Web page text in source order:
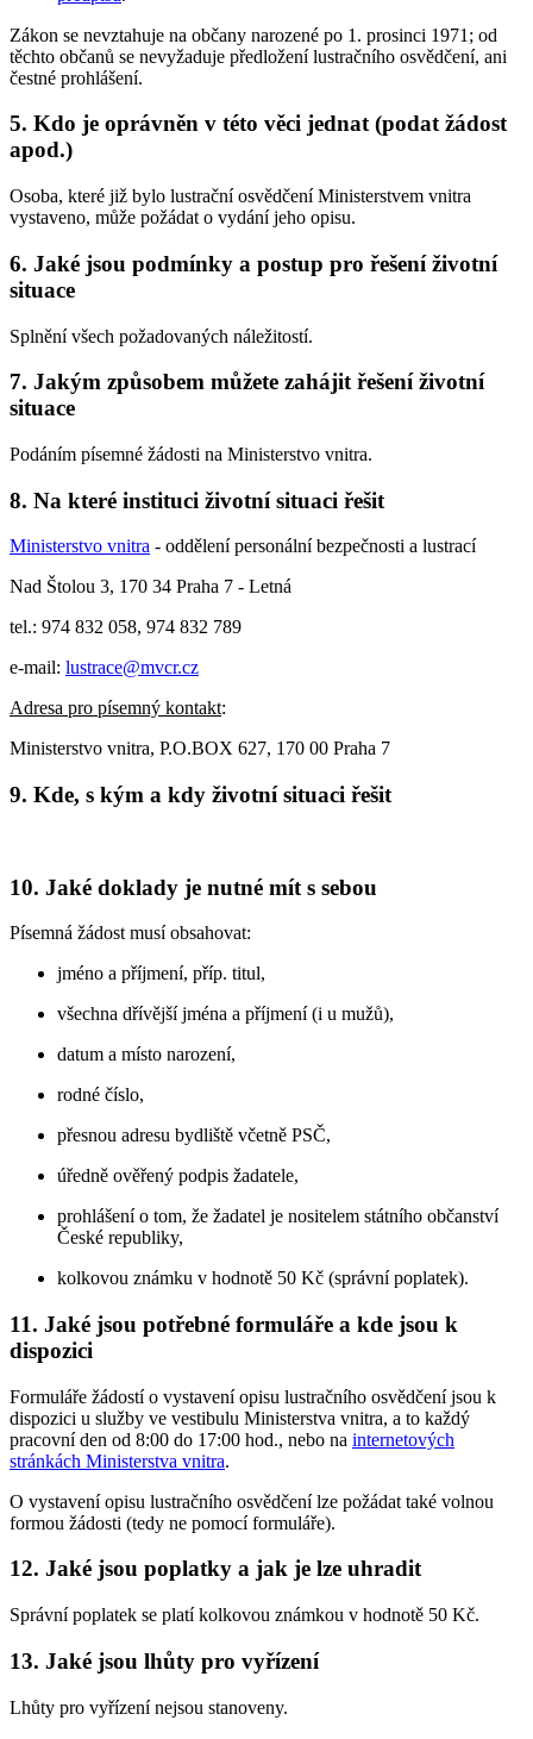
Zákon se nevztahuje na občany narozené po 1. prosinci 1971; od
těchto občanů se nevyžaduje předložení lustračního osvědčení, ani
čestné prohlášení.
5. Kdo je oprávněn v této věci jednat (podat žádost
apod.)
Osoba, které již bylo lustrační osvědčení Ministerstvem vnitra
vystaveno, může požádat o vydání jeho opisu.
6. Jaké jsou podmínky a postup pro řešení životní
situace
Splnění všech požadovaných náležitostí.
7. Jakým způsobem můžete zahájit řešení životní
situace
Podáním písemné žádosti na Ministerstvo vnitra.
8. Na které instituci životní situaci řešit
Ministerstvo vnitra - oddělení personální bezpečnosti a lustrací
Nad Štolou 3, 170 34 Praha 7 - Letná
tel.: 974 832 058, 974 832 789
e-mail: lustrace@mvcr.cz
Adresa pro písemný kontakt:
Ministerstvo vnitra, P.O.BOX 627, 170 00 Praha 7
9. Kde, s kým a kdy životní situaci řešit
10. Jaké doklady je nutné mít s sebou
Písemná žádost musí obsahovat:
jméno a příjmení, příp. titul,
všechna dřívější jména a příjmení (i u mužů),
datum a místo narození,
rodné číslo,
přesnou adresu bydliště včetně PSČ,
úředně ověřený podpis žadatele,
prohlášení o tom, že žadatel je nositelem státního občanství
České republiky,
kolkovou známku v hodnotě 50 Kč (správní poplatek).
11. Jaké jsou potřebné formuláře a kde jsou k
dispozici
Formuláře žádostí o vystavení opisu lustračního osvědčení jsou k
dispozici u služby ve vestibulu Ministerstva vnitra, a to každý
pracovní den od 8:00 do 17:00 hod., nebo na internetových
stránkách Ministerstva vnitra.
O vystavení opisu lustračního osvědčení lze požádat také volnou
formou žádosti (tedy ne pomocí formuláře).
12. Jaké jsou poplatky a jak je lze uhradit
Správní poplatek se platí kolkovou známkou v hodnotě 50 Kč.
13. Jaké jsou lhůty pro vyřízení
Lhůty pro vyřízení nejsou stanoveny.